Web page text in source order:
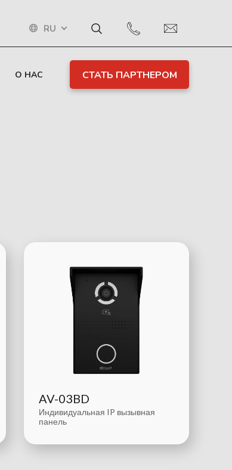
RU
О НАС СТАТЬ ПАРТНЕРОМ
AV-03BD
Индивидуальная IP вызывная
панель